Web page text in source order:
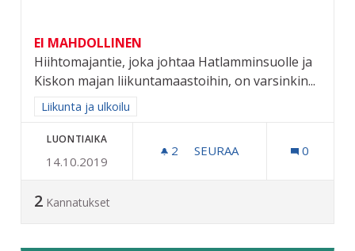
EI MAHDOLLINEN
Hiihtomajantie, joka johtaa Hatlamminsuolle ja
Kiskon majan liikuntamaastoihin, on varsinkin...
Rajaa tulokset aihepiirin mukaan: Liikunta ja ulkoilu
Liikunta ja ulkoilu
LUONTIAIKA
14.10.2019
2 2 SEURAAJAA
SEURAA 0
2 Kannatukset